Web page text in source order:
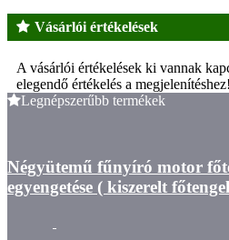
Vásárlói értékelések
A vásárlói értékelések ki vannak
elegendő értékelés a megjelenítéshez!
Legnépszerűbb termékek
Négyütemű fűnyíró motor
egyengetése ( kiszerelt